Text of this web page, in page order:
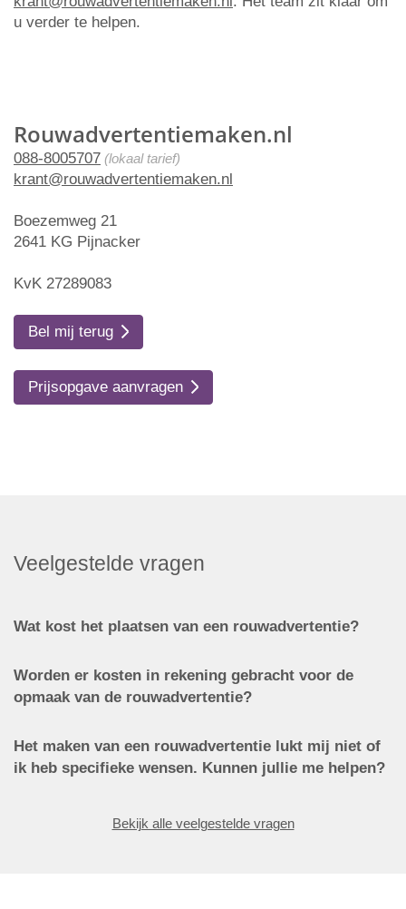
Rouwadvertentiemaken.nl
088-8005707 (lokaal tarief)
krant@rouwadvertentiemaken.nl
Boezemweg 21
2641 KG Pijnacker
KvK 27289083
Bel mij terug
Prijsopgave aanvragen
u verder te helpen.
Veelgestelde vragen
Wat kost het plaatsen van een rouwadvertentie?
Worden er kosten in rekening gebracht voor de
opmaak van de rouwadvertentie?
Het maken van een rouwadvertentie lukt mij niet of
ik heb specifieke wensen. Kunnen jullie me helpen?
Bekijk alle veelgestelde vragen